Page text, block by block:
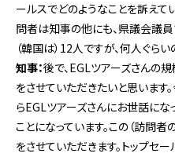
ールスでどのようなことを訴えて
問者は知事の他にも、県議会議員
（韓国は）12人ですが、何人ぐら
知事：後で、EGLツアーズさんの
をさせていただきたいと思います
らEGLツアーズさんにお世話に
ことになっています。この（訪問
をさせていただきます。トップセ